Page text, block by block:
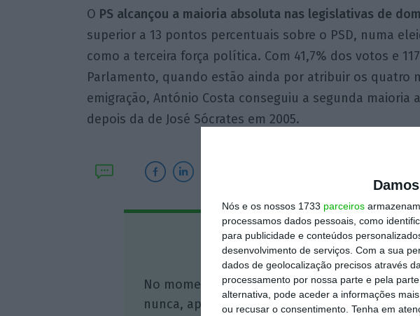
Nós e os nossos 1733 parceiros
processamos dados pessoais, como
para publicidade e conteúdos
desenvolvimento de serviços. Com a sua
dados de geolocalização precisos através
processamento por nossa parte e pela
alternativa, pode aceder a informações
ou recusar o consentimento. Tenha em
O PS alcançou a maioria absoluta nas legislativas de
superior a 13 pontos percentuais sobre o PSD, numa
como a terceira força política. Com 41,7% dos votos e
Parlamento, quando estão ainda por atribuir os quatro
emigração, António Costa conseguiu a segunda maioria
depois da de José Sócrates em 2005.
Assine o ECO
No momento em que a informação é mais
nunca, apoie o jornalismo independente e